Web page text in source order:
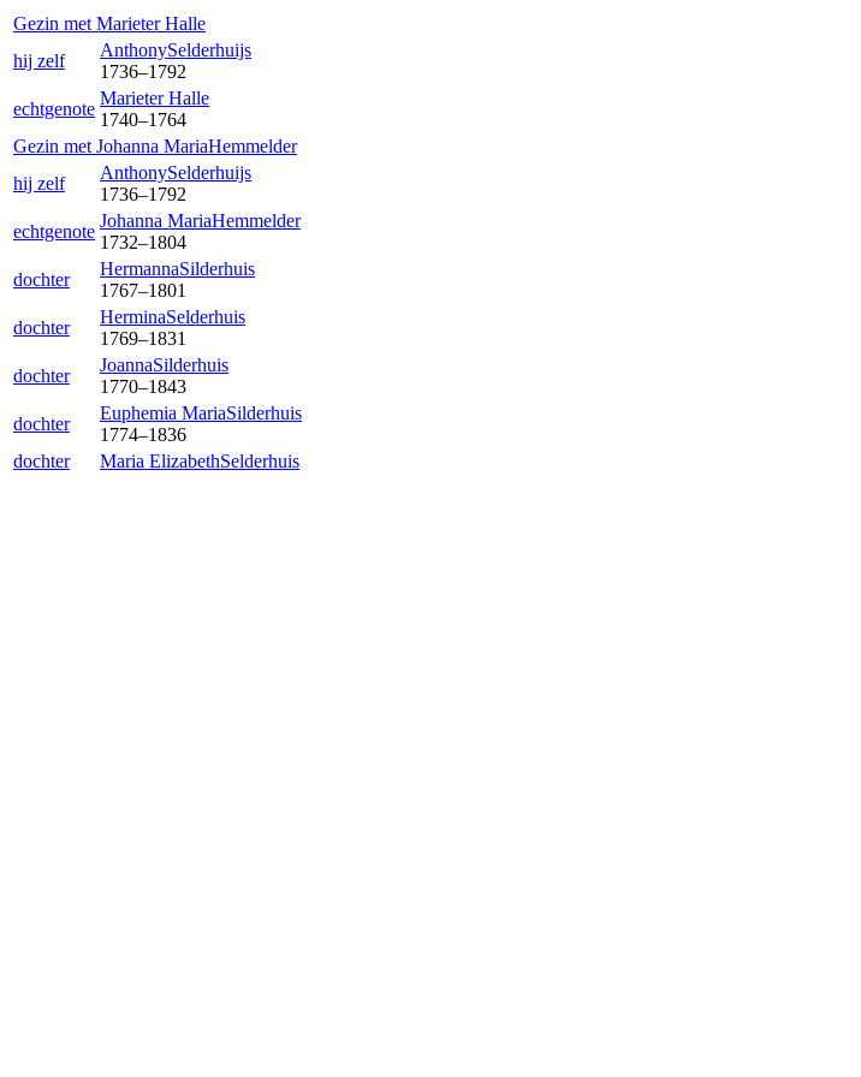
Gezin met Marieter Halle
hij zelf
AnthonySelderhuijs
1736–1792
echtgenote
Marieter Halle
1740–1764
Gezin met Johanna MariaHemmelder
hij zelf
AnthonySelderhuijs
1736–1792
echtgenote
Johanna MariaHemmelder
1732–1804
dochter
HermannaSilderhuis
1767–1801
dochter
HerminaSelderhuis
1769–1831
dochter
JoannaSilderhuis
1770–1843
dochter
Euphemia MariaSilderhuis
1774–1836
dochter
Maria ElizabethSelderhuis